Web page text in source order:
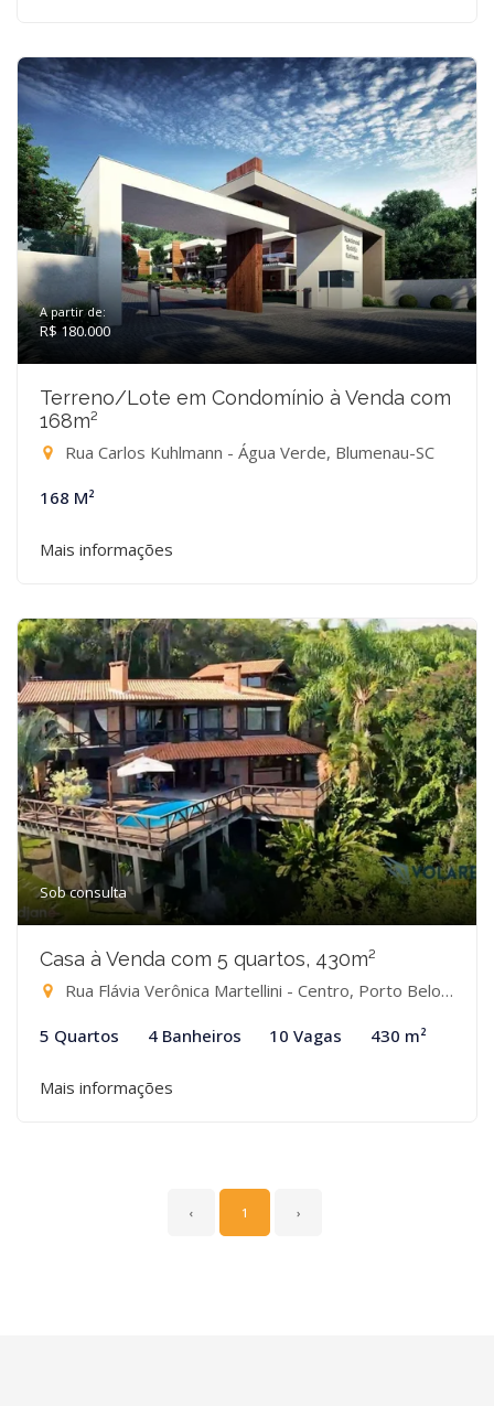
A partir de:
R$ 180.000
Terreno/Lote em Condomínio à Venda com
168m²
Rua Carlos Kuhlmann - Água Verde, Blumenau-SC
168 M²
Mais informações
Sob consulta
Casa à Venda com 5 quartos, 430m²
Rua Flávia Verônica Martellini - Centro, Porto Belo-SC
5 Quartos 4 Banheiros 10 Vagas 430 m²
Mais informações
‹ 1 ›